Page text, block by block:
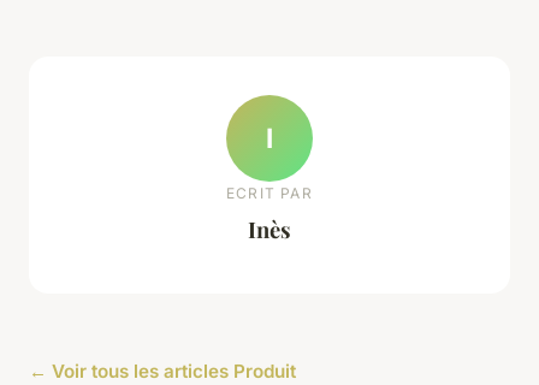
I
ECRIT PAR
Inès
← Voir tous les articles Produit